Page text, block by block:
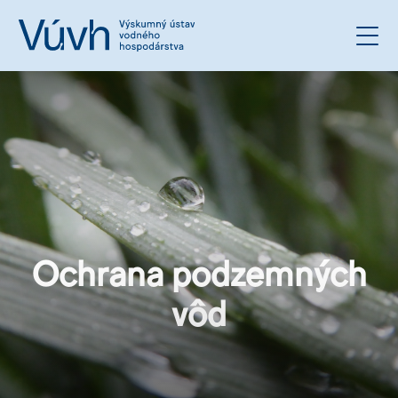
Ochrana podzemných
vôd